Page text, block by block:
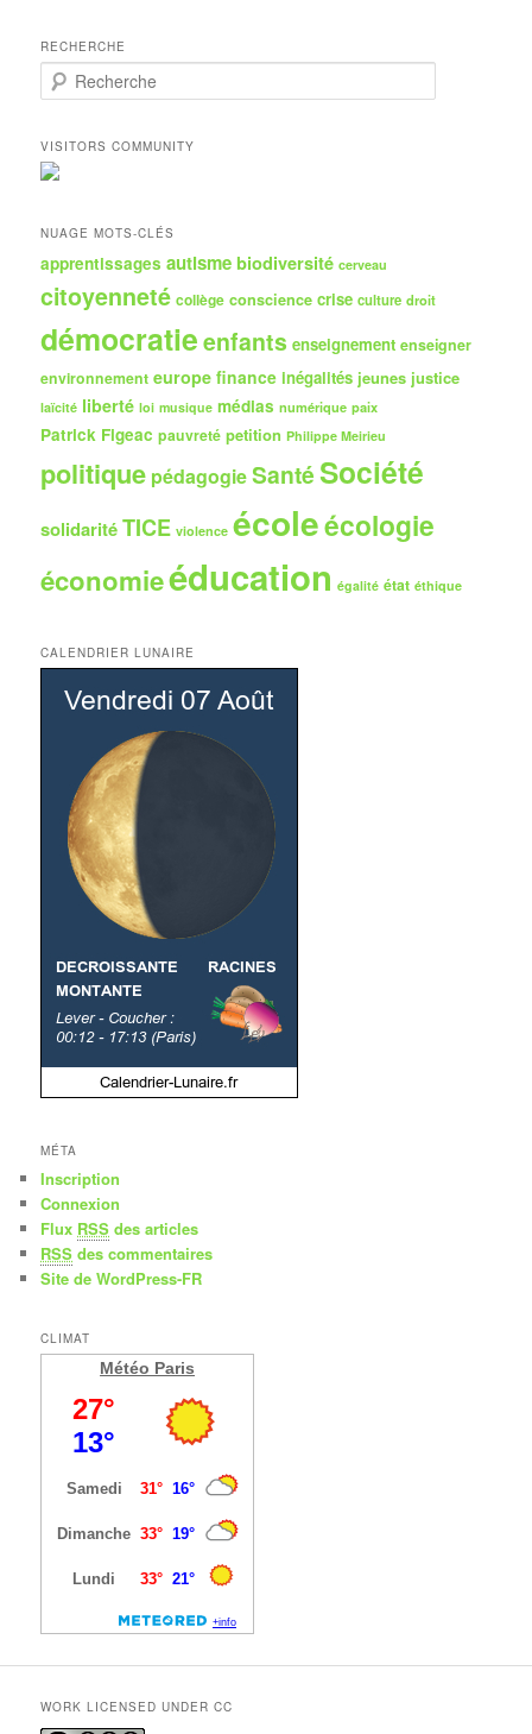
RECHERCHE
e
h
e
r
h
VISITORS COMMUNITY
NUAGE MOTS-CLÉS
apprentissages autisme biodiversité cerveau
citoyenneté collège conscience crise culture droit
démocratieenfants enseignement enseigner
environnement europe finance inégalités jeunes justice
laïcité liberté loi musique médias numérique paix
Patrick Figeac pauvreté petition Philippe Meirieu
politique pédagogieSantéSociété
solidaritéTICE violence écoleécologie
économieéducation égalité état éthique
CALENDRIER LUNAIRE
MÉTA
Inscription
Connexion
Flux RSS des articles
RSS des commentaires
Site de WordPress-FR
CLIMAT
Météo Paris
WORK LICENSED UNDER CC